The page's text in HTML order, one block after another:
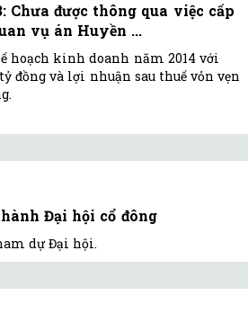
Chưa được thông qua việc cấp
vụ án Huyền ...
hoạch kinh doanh năm 2014 với
đồng và lợi nhuận sau thuế vỏn vẹn
Đại hội cổ đông
dự Đại hội.